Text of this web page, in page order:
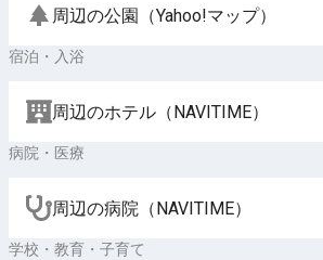
周辺の公園（Yahoo!マップ）
宿泊・入浴
周辺のホテル（NAVITIME）
病院・医療
周辺の病院（NAVITIME）
学校・教育・子育て